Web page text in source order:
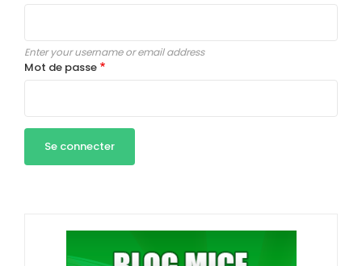
Enter your username or email address
Mot de passe